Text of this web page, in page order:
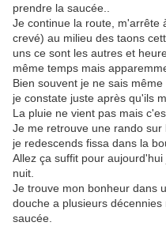
prendre la saucée..
Je continue la route, m'arrête
crevé) au milieu des taons
uns ce sont les autres et
même temps mais
Bien souvent je ne sais
je constate juste après qu'ils
La pluie ne vient pas mais
Je me retrouve une rando sur
je redescends fissa dans la
Allez ça suffit pour
nuit.
Je trouve mon bonheur dans
douche a plusieurs
saucée.